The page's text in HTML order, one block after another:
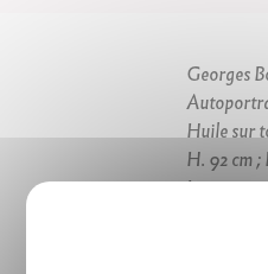
Georges
Huile sur
H. 92 cm ;
Inv.
©